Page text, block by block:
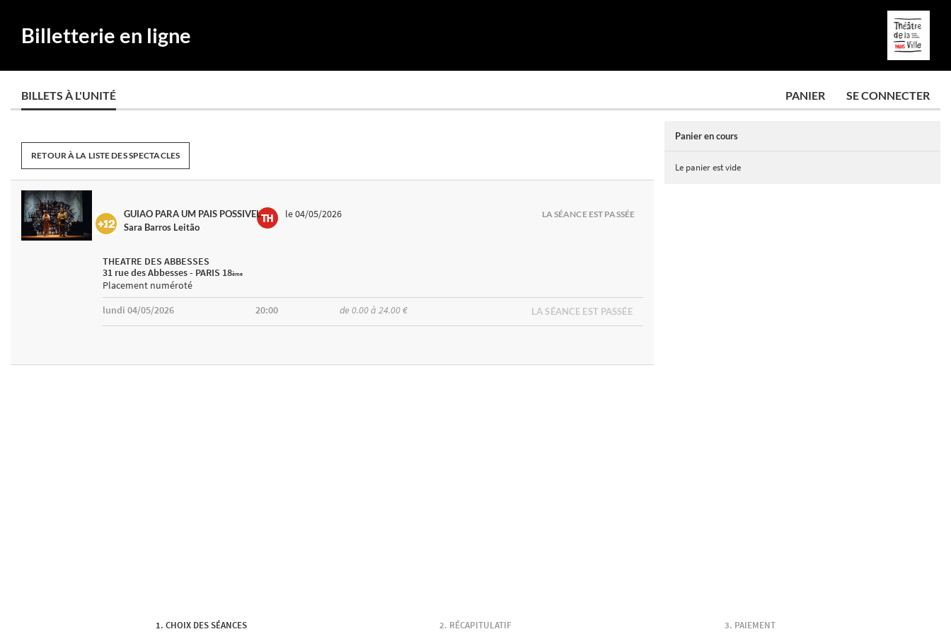
Billetterie en ligne
BILLETS À L'UNITÉ PANIER SE CONNECTER
RETOUR À LA LISTE DES SPECTACLES
GUIAO PARA UM PAIS POSSIVEL
Sara Barros Leitão
le 04/05/2026 LA SÉANCE EST PASSÉE
THEATRE DES ABBESSES
31 rue des Abbesses - PARIS 18ème
Placement numéroté
lundi 04/05/2026
20:00 de 0.00 à 24.00 € LA SÉANCE EST PASSÉE
Panier en cours
Le panier est vide
CHOIX DES SÉANCES RÉCAPITULATIF PAIEMENT